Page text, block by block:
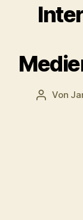
Von